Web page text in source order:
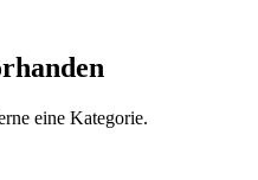
eine Kategorie.